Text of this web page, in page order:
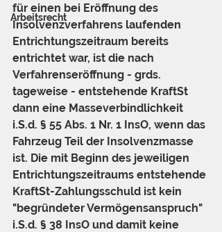
Arbeitsrecht
für einen bei Eröffnung des
Insolvenzverfahrens laufenden
Entrichtungszeitraum bereits
entrichtet war, ist die nach
Verfahrenseröffnung - grds.
tageweise - entstehende KraftSt
dann eine Masseverbindlichkeit
i.S.d. § 55 Abs. 1 Nr. 1 InsO, wenn das
Fahrzeug Teil der Insolvenzmasse
ist. Die mit Beginn des jeweiligen
Entrichtungszeitraums entstehende
KraftSt-Zahlungsschuld ist kein
"begründeter Vermögensanspruch"
i.S.d. § 38 InsO und damit keine